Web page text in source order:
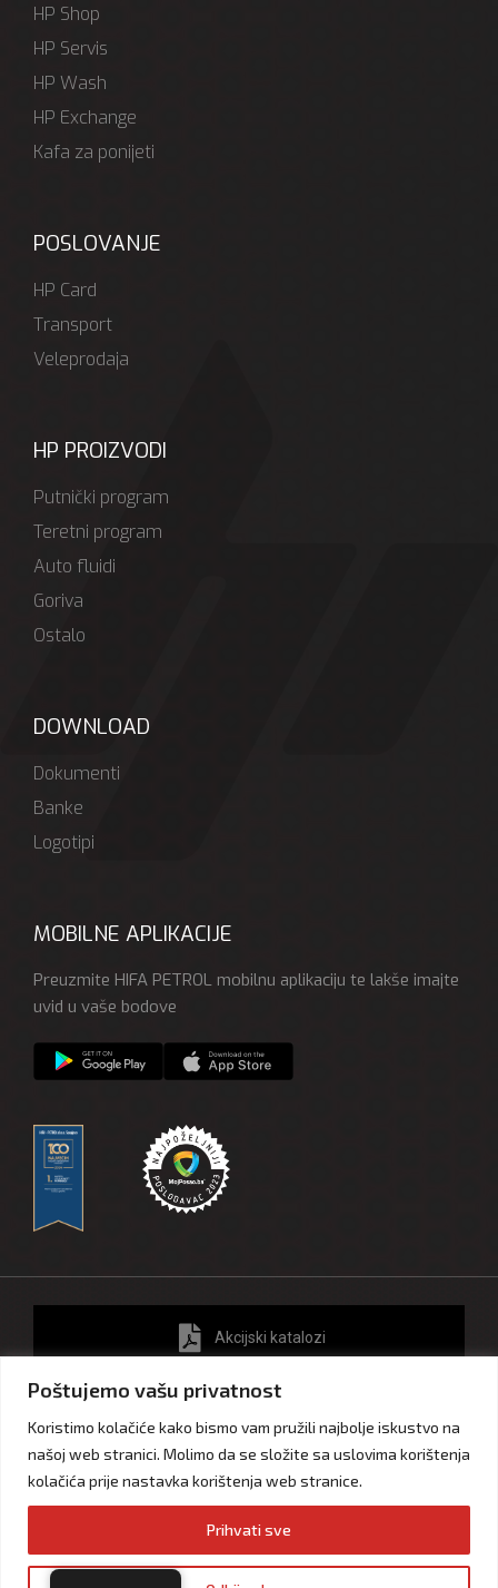
Poštujemo vašu privatnost
Koristimo kolačiće kako bismo vam pružili najbolje iskustvo na
našoj web stranici. Molimo da se složite sa uslovima korištenja
kolačića prije nastavka korištenja web stranice.
Prihvati sve
HP Shop
HP Servis
HP Wash
HP Exchange
Kafa za ponijeti
POSLOVANJE
HP Card
Transport
Veleprodaja
HP PROIZVODI
Putnički program
Teretni program
Auto fluidi
Goriva
Ostalo
DOWNLOAD
Dokumenti
Banke
Logotipi
MOBILNE APLIKACIJE
Preuzmite HIFA PETROL mobilnu aplikaciju te lakše imajte
uvid u vaše bodove
Akcijski katalozi